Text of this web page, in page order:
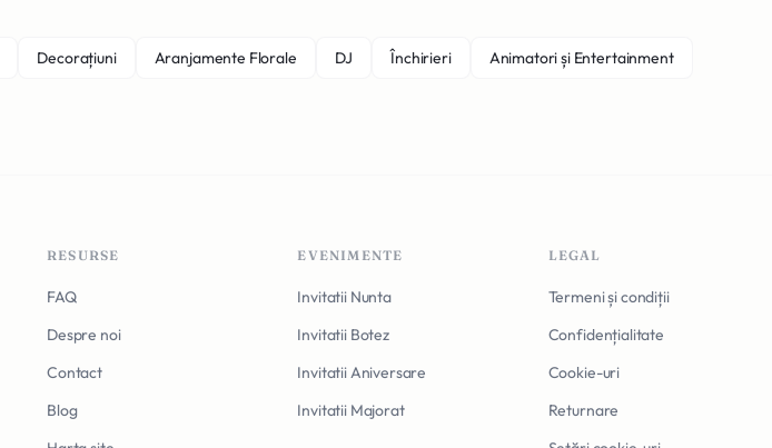
Decorațiuni Aranjamente Florale DJ Închirieri Animatori și Entertainment
RESURSE
FAQ
Despre noi
Contact
Blog
EVENIMENTE
Invitatii Nunta
Invitatii Botez
Invitatii Aniversare
Invitatii Majorat
LEGAL
Termeni și condiții
Confidențialitate
Cookie-uri
Returnare